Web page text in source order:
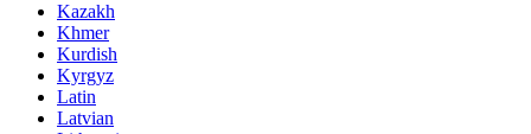
Kazakh
Khmer
Kurdish
Kyrgyz
Latin
Latvian